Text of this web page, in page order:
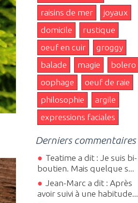
raisins de mer
joyaux
domicile
rustique
oeuf en cuir
groggy
balade
magie
bolero
oophage
oeuf de raie
philosophie
argile
expressions faciales
Derniers commentaires
Teatime a dit : Je suis bi-
boutien. Mais quelque s...
Jean-Marc a dit : Après
avoir suivi à une habitude...